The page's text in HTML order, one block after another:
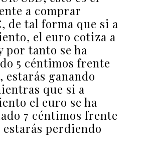
a comprar
de tal forma que si a
el euro cotiza a
por tanto se ha
5 céntimos frente
estarás ganando
que si a
el euro se ha
7 céntimos frente
perdiendo